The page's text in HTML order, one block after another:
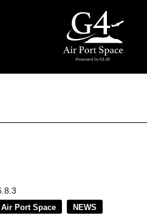
Air Port Space NEWS